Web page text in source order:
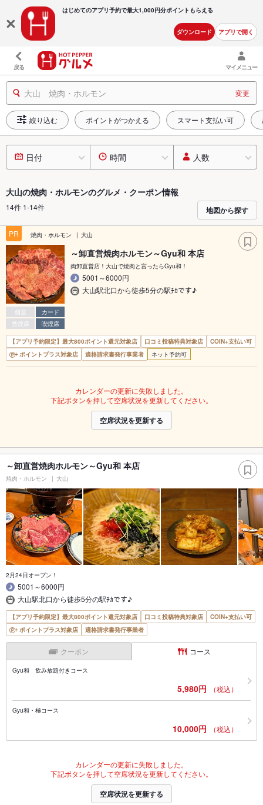
はじめてのアプリ予約で最大1,000円分ポイントもらえる
ダウンロード アプリで開く
戻る マイメニュー
大山 焼肉・ホルモン 変更
絞り込む ポイントがつかえる スマート支払い可
日付 時間 人数
大山の焼肉・ホルモンのグルメ・クーポン情報
14件 1-14件 地図から探す
PR 焼肉・ホルモン 大山
個室
カード
禁煙席
喫煙席
～卸直営焼肉ホルモン～Gyu和 本店
肉卸直営店！大山で焼肉と言ったらGyu和！
5001～6000円
大山駅北口から徒歩5分の駅ﾁｶです♪
【アプリ予約限定】最大800ポイント還元対象店 口コミ投稿特典対象店
COIN+支払い可
ポイントプラス対象店
適格請求書発行事業者 ネット予約可
カレンダーの更新に失敗しました。
下記ボタンを押して空席状況を更新してください。
空席状況を更新する
～卸直営焼肉ホルモン～Gyu和 本店
焼肉・ホルモン 大山
2月24日オープン！
5001～6000円
大山駅北口から徒歩5分の駅ﾁｶです♪
【アプリ予約限定】最大800ポイント還元対象店 口コミ投稿特典対象店
COIN+支払い可
ポイントプラス対象店
適格請求書発行事業者
クーポン コース
Gyu和 飲み放題付きコース
5,980円 （税込）
Gyu和・極コース
10,000円 （税込）
カレンダーの更新に失敗しました。
下記ボタンを押して空席状況を更新してください。
空席状況を更新する